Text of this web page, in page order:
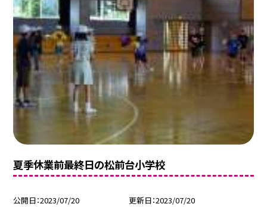
夏季休業前最終日の松前台小学校
公開日 2023/07/20 更新日 2023/07/20